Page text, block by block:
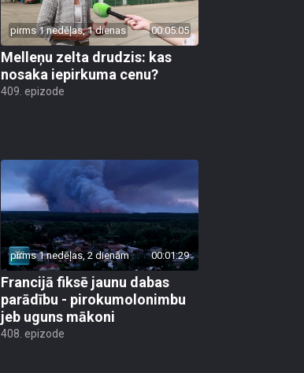
pirms 1 nedēļas, 1 dienas 00:05:05
Melleņu zelta drudzis: kas
nosaka iepirkuma cenu?
409. epizode
pirms 1 nedēļas, 2 dienām 00:01:29
Francijā fiksē jaunu dabas
parādību - pirokumolonimbu
jeb uguns mākoni
408. epizode